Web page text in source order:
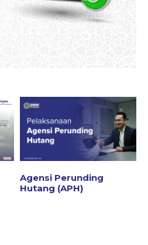
Agensi Perunding
Hutang (APH)